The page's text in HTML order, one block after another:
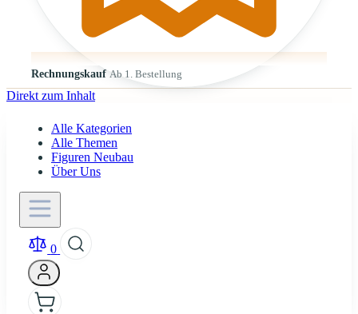
Rechnungskauf Ab 1. Bestellung
Direkt zum Inhalt
Alle Kategorien
Alle Themen
Figuren Neubau
Über Uns
0